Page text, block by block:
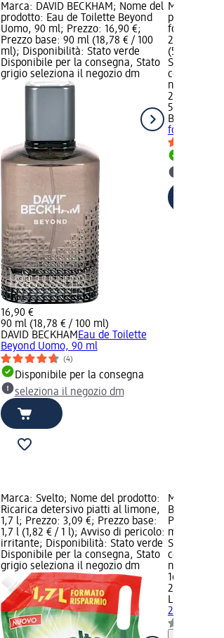
Marca: DAVID BECKHAM; Nome del
prodotto: Eau de Toilette Beyond
Uomo, 90 ml; Prezzo: 16,90 €;
Prezzo base: 90 ml (18,78 € / 100
ml); Disponibilità: Stato verde
Disponibile per la consegna, Stato
grigio seleziona il negozio dm
16,90 €
90 ml (18,78 € / 100 ml)
DAVID BECKHAM Eau de Toilette
Beyond Uomo, 90 ml
(4)
Disponibile per la consegna
seleziona il negozio dm
Marca:
prodotto:
for Men
29,90 €;
(59,80 € /
Stato
consegna,
negozio dm
29,90 €
50 ml
BURBERRY
for Men
Marca: Svelto; Nome del prodotto:
Ricarica detersivo piatti al limone,
1,7 l; Prezzo: 3,09 €; Prezzo base:
1,7 l (1,82 € / 1 l); Avviso di pericolo:
irritante; Disponibilità: Stato verde
Disponibile per la consegna, Stato
grigio seleziona il negozio dm
Marca: LIU
Body Mist
Prezzo:
ml (8,45 €
Stato
consegna,
negozio dm
16,90 €
200 ml
LIU JO
200 ml